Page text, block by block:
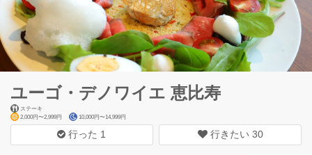
ユーゴ・デノワイエ 恵比寿
ステーキ
2,000円〜2,999円
10,000円〜14,999円
行った 1 行きたい 30